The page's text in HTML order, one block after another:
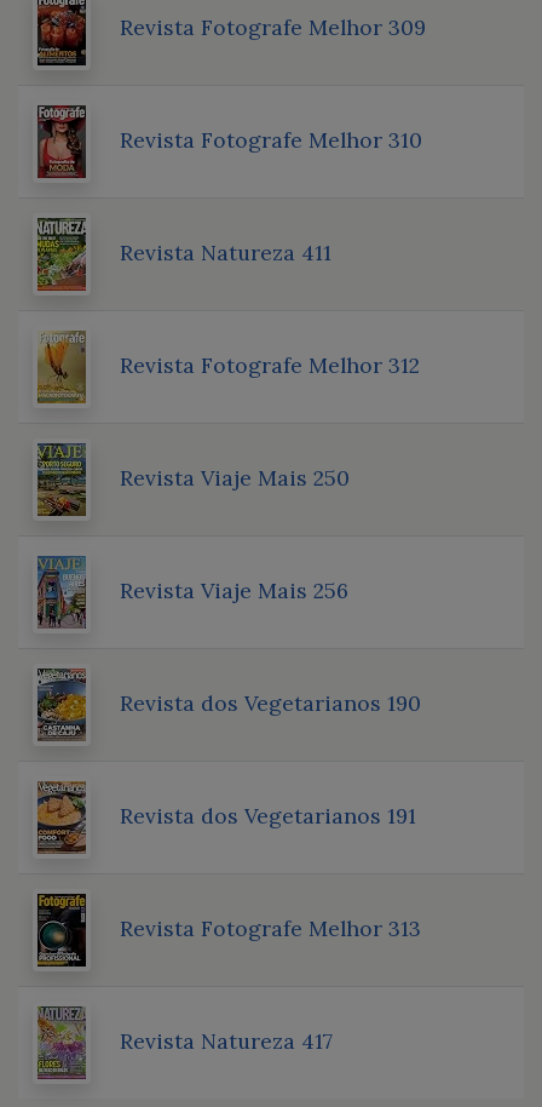
Revista Fotografe Melhor 309
Revista Fotografe Melhor 310
Revista Natureza 411
Revista Fotografe Melhor 312
Revista Viaje Mais 250
Revista Viaje Mais 256
Revista dos Vegetarianos 190
Revista dos Vegetarianos 191
Revista Fotografe Melhor 313
Revista Natureza 417